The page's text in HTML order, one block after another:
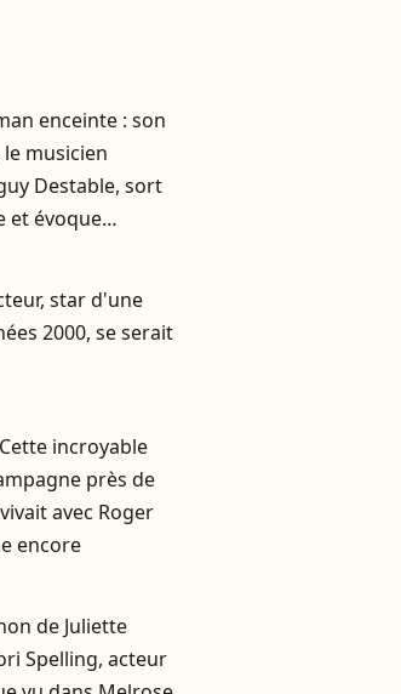
enceinte : son
musicien
Destable, sort
et évoque
star d'une
2000, se serait
incroyable
près de
avec Roger
encore
de Juliette
Spelling, acteur